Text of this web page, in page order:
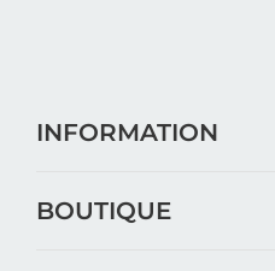
INFORMATION
BOUTIQUE